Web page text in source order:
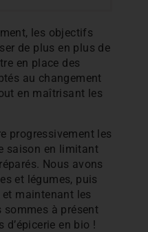
les objectifs
de plus en plus de
en place des
au changement
en maîtrisant les
progressivement les
saison en limitant
Nous avons
et légumes, puis
maintenant les
sommes à présent
d’épicerie en bio !